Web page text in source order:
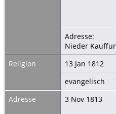
Adresse:
Nieder
Religion
13 Jan 1812
evangelisch
Adresse
3 Nov 1813